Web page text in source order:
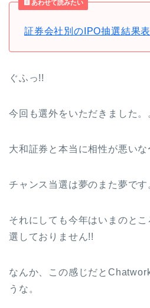
あわせて読みたい
証券会社別のIPO抽選結果
ぐふっ!!
今回も選外をいただきました。
大和証券と本当に相性が悪いな
チャンス当選は夢のまた夢です
それにしても今年はいまのと
選しておりません!!
なんか、この感じだと
うな。